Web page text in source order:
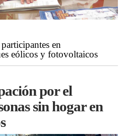
en
eólicos y fotovoltaicos
por el
sin hogar en